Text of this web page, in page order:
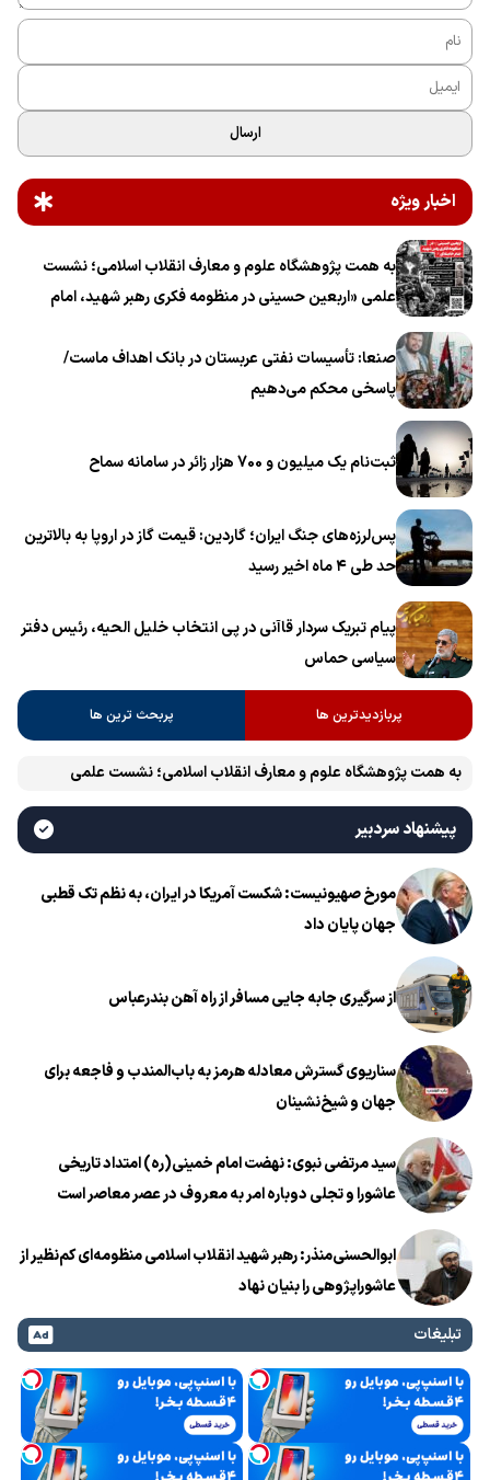
ارسال
اخبار ویژه
به همت پژوهشگاه علوم و معارف انقلاب اسلامی؛ نشست
علمی «اربعین حسینی در منظومه فکری رهبر شهید، امام
صنعا: تأسیسات نفتی عربستان در بانک اهداف ماست/
پاسخی محکم می‌دهیم
ثبت‌نام یک میلیون و 700 هزار زائر در سامانه سماح ‌
پس‌لرزه‌های جنگ ایران؛ گاردین: قیمت گاز در اروپا به بالاترین
حد طی ۴ ماه اخیر رسید
پیام تبریک سردار قاآنی در پی انتخاب خلیل الحیه، رئیس دفتر
سیاسی حماس
پربازدیدترین ها پربحث ترین ها
به همت پژوهشگاه علوم و معارف انقلاب اسلامی؛ نشست علمی
«اربعین حسینی در منظومه فکری رهبر شهید، امام خامنه‌ای» برگزار
می‌شود
پیشنهاد سردبیر
مورخ صهیونیست: شکست آمریکا در ایران، به نظم تک قطبی
جهان پایان داد
از سرگیری جابه جایی مسافر از راه آهن بندرعباس
سناریوی گسترش معادله هرمز به باب‌المندب و فاجعه برای
جهان و شیخ‌نشینان
سید مرتضی نبوی: نهضت امام خمینی(ره) امتداد تاریخی
عاشورا و تجلی دوباره امر به معروف در عصر معاصر است
ابوالحسنی‌منذر: رهبر شهید انقلاب اسلامی منظومه‌ای کم‌نظیر از
عاشوراپژوهی را بنیان نهاد
تبلیغات